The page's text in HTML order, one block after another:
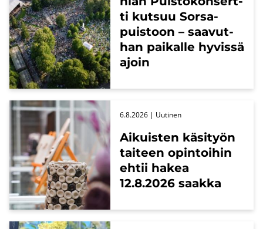
ti kut­suu Sors­a­
puis­toon – saa­vut­
han pai­kal­le hy­vis­sä
ajoin
Ai­kuis­ten kä­si­työn
tai­teen opin­toi­hin
ehtii hakea
12.8.2026 saak­ka
6.8.2026 | Uu­ti­nen